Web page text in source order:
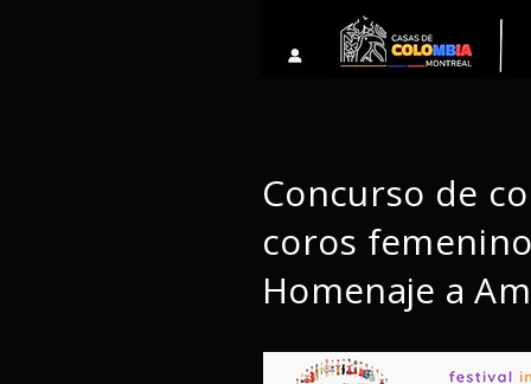
Concurso de
coros
Homenaje a